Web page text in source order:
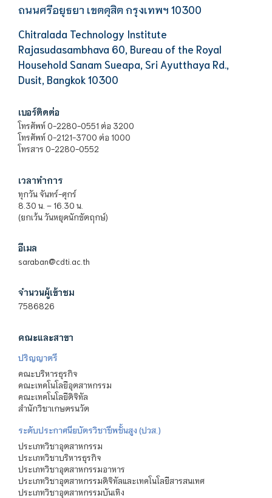
ถนนศรีอยุธยา เขตดุสิต กรุงเทพฯ 10300
Chitralada Technology Institute
Rajasudasambhava 60, Bureau of the Royal
Household Sanam Sueapa, Sri Ayutthaya Rd.,
Dusit, Bangkok 10300
เบอร์ติดต่อ
โทรศัพท์ 0-2280-0551 ต่อ 3200
โทรศัพท์ 0-2121-3700 ต่อ 1000
โทรสาร 0-2280-0552
เวลาทำการ
ทุกวัน จันทร์-ศุกร์
8.30 น. – 16.30 น.
(ยกเว้น วันหยุดนักขัตฤกษ์)
อีเมล
saraban@cdti.ac.th
จำนวนผู้เข้าชม
7586826
คณะและสาขา
ปริญญาตรี
คณะบริหารธุรกิจ
คณะเทคโนโลยีอุตสาหกรรม
คณะเทคโนโลยีดิจิทัล
สำนักวิชาเกษตรนวัต
ระดับประกาศนียบัตรวิชาชีพชั้นสูง (ปวส.)
ประเภทวิชาอุตสาหกรรม
ประเภทวิชาบริหารธุรกิจ
ประเภทวิชาอุตสาหกรรมอาหาร
ประเภทวิชาอุตสาหกรรมดิจิทัลและเทคโนโลยีสารสนเทศ
ประเภทวิชาอุตสาหกรรมบันเทิง